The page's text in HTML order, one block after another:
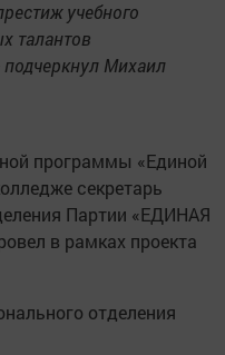
учебного
талантов
подчеркнул Михаил
программы «Единой
секретарь
Партии «ЕДИНАЯ
в рамках проекта
отделения